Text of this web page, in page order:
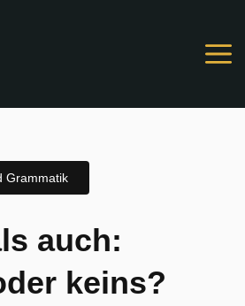
Grammatik
auch:
keins?